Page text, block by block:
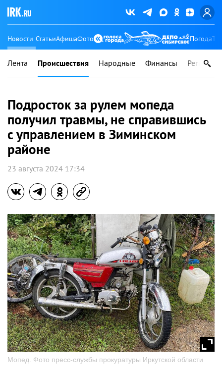
Новости СтатьиАфишаФото Погода
Лента Происшествия Народные Финансы Регионы
Подросток за рулем мопеда
получил травмы, не справившись
с управлением в Зиминском
районе
23 августа 2024 17:34
Мопед. Фото пресс-службы прокуратуры Иркутской области